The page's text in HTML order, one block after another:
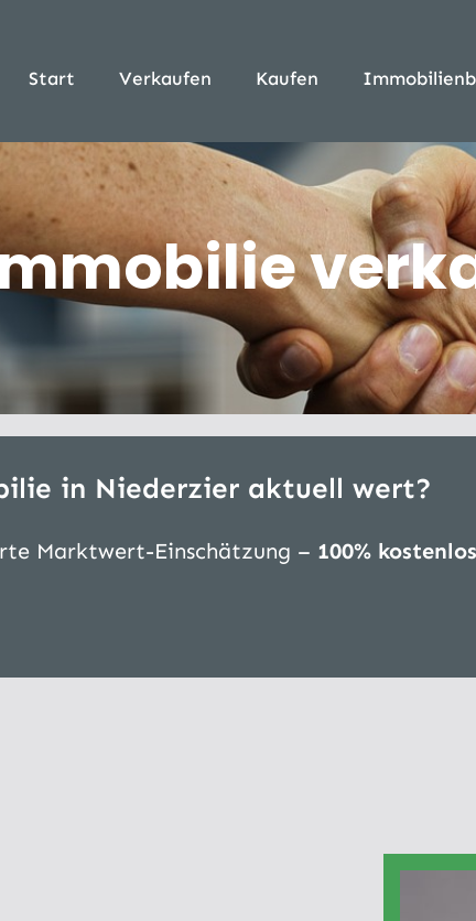
Start Verkaufen Kaufen
in Niederzier aktuell wert?
Marktwert-Einschätzung – 100%